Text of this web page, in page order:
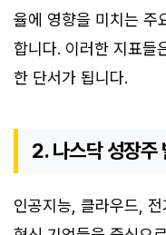
율에 영향을 미치는 주
합니다. 이러한 지표들
한 단서가 됩니다.
2. 나스닥 성장주
인공지능, 클라우드,